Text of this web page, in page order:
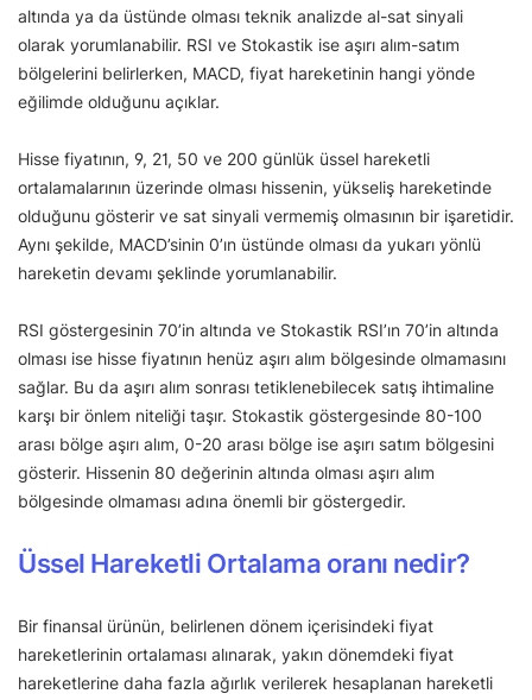
altında ya da üstünde olması teknik analizde al-sat sinyali
olarak yorumlanabilir. RSI ve Stokastik ise aşırı alım-satım
bölgelerini belirlerken, MACD, fiyat hareketinin hangi yönde
eğilimde olduğunu açıklar.
Hisse fiyatının, 9, 21, 50 ve 200 günlük üssel hareketli
ortalamalarının üzerinde olması hissenin, yükseliş hareketinde
olduğunu gösterir ve sat sinyali vermemiş olmasının bir işaretidir.
Aynı şekilde, MACD’sinin 0’ın üstünde olması da yukarı yönlü
hareketin devamı şeklinde yorumlanabilir.
RSI göstergesinin 70’in altında ve Stokastik RSI’ın 70’in altında
olması ise hisse fiyatının henüz aşırı alım bölgesinde olmamasını
sağlar. Bu da aşırı alım sonrası tetiklenebilecek satış ihtimaline
karşı bir önlem niteliği taşır. Stokastik göstergesinde 80-100
arası bölge aşırı alım, 0-20 arası bölge ise aşırı satım bölgesini
gösterir. Hissenin 80 değerinin altında olması aşırı alım
bölgesinde olmaması adına önemli bir göstergedir.
Üssel Hareketli Ortalama oranı nedir?
Bir finansal ürünün, belirlenen dönem içerisindeki fiyat
hareketlerinin ortalaması alınarak, yakın dönemdeki fiyat
hareketlerine daha fazla ağırlık verilerek hesaplanan hareketli